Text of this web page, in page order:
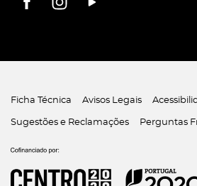
Ficha Técnica Avisos Legais
Sugestões e Reclamações Perguntas